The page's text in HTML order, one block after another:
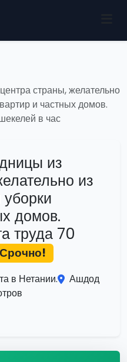
страны, желательно
и частных домов.
в час
из
из
домов.
труда 70
Срочно!
в Нетании.
Ашдод